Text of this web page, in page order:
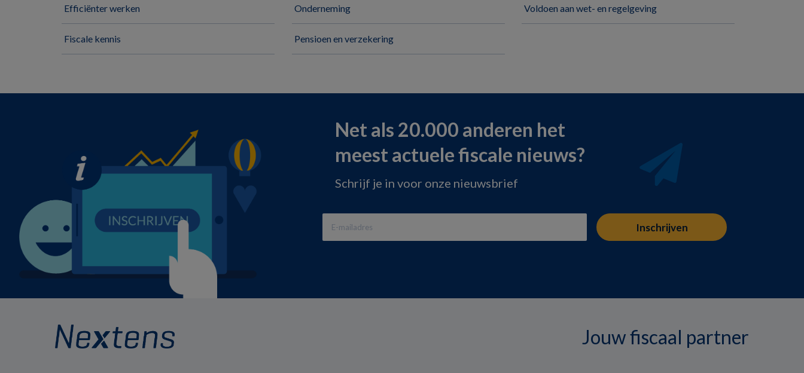
Efficiënter werken
Fiscale kennis
Onderneming
Pensioen en verzekering
Voldoen aan wet- en regelgeving
Net als 20.000 anderen het
meest actuele fiscale nieuws?
Schrijf je in voor onze nieuwsbrief
Jouw fiscaal partner